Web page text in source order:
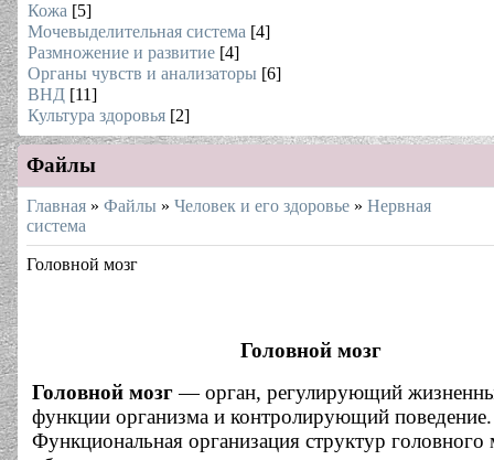
Кожа [5]
Мочевыделительная система [4]
Размножение и развитие [4]
Органы чувств и анализаторы [6]
ВНД [11]
Культура здоровья [2]
Файлы
Главная » Файлы » Человек и его здоровье » Нервная
система
Головной мозг
Головной мозг
Головной мозг— орган, регулирующий
функции организма и контролирующий поведение.
Функциональная организация структур головного